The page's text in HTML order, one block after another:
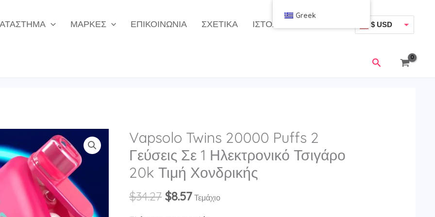
ΜΆΡΚΕΣ ΕΠΙΚΟΙΝΩΝΊΑ ΣΧΕΤΙΚΆ ΙΣΤΟΛΌΓΙΟ $ USD
Αναζήτηση
Vapsolo Twins 20000 Puffs 2
Γεύσεις Σε 1 Ηλεκτρονικό Τσιγάρο
20k Τιμή Χονδρικής
$34.27 Original
$8.57Η
Τεμάχιο
Greek